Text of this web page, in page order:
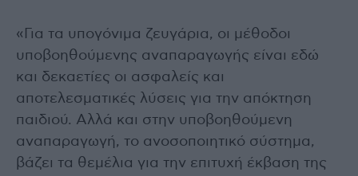
«Για τα υπογόνιμα ζευγάρια, οι μέθοδοι
υποβοηθούμενης αναπαραγωγής είναι εδώ
και δεκαετίες οι ασφαλείς και
αποτελεσματικές λύσεις για την απόκτηση
παιδιού. Αλλά και στην υποβοηθούμενη
αναπαραγωγή, το ανοσοποιητικό σύστημα,
βάζει τα θεμέλια για την επιτυχή έκβαση της